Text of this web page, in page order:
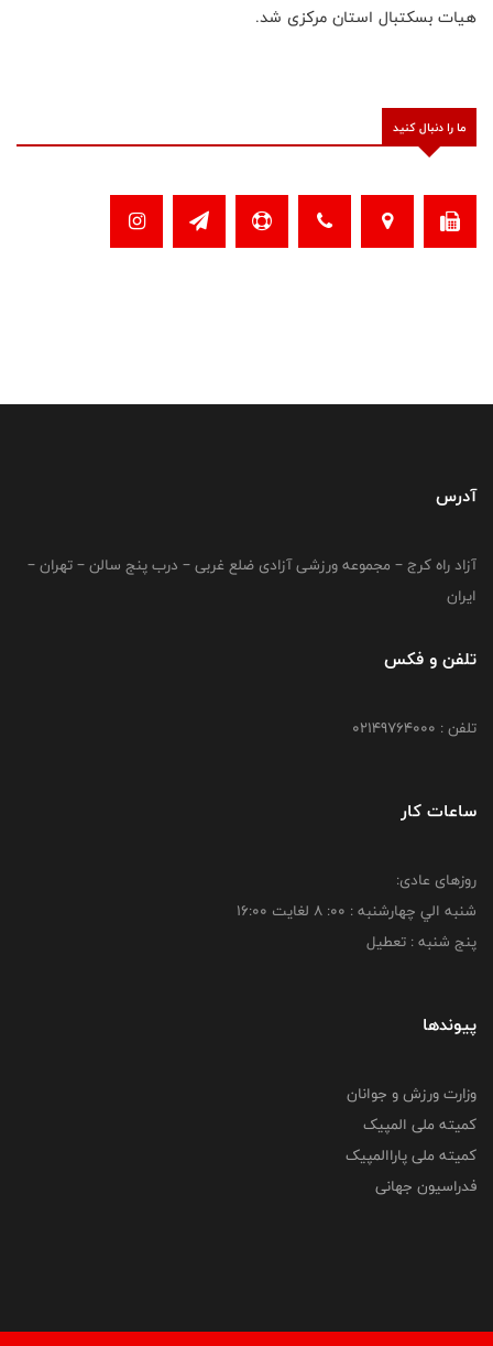
هیات بسکتبال استان مرکزی شد.
ما را دنبال کنید
آدرس
آزاد راه کرج – مجموعه ورزشی آزادی ضلع غربی – درب پنج سالن – تهران –
ایران
تلفن و فکس
تلفن : 02149764000
ساعات کار
روزهای عادی:
شنبه الي چهارشنبه : 00: 8 لغايت 16:00
پنج شنبه : تعطیل
پیوندها
وزارت ورزش و جوانان
کمیته ملی المپیک
کمیته ملی پاراالمپیک
فدراسیون جهانی